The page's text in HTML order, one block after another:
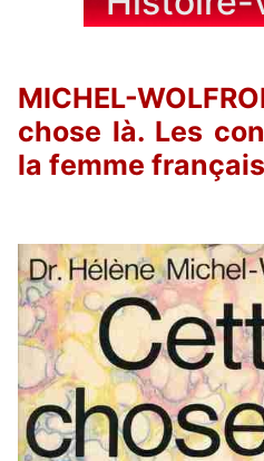
MICHEL-
chose là. Les
la femme